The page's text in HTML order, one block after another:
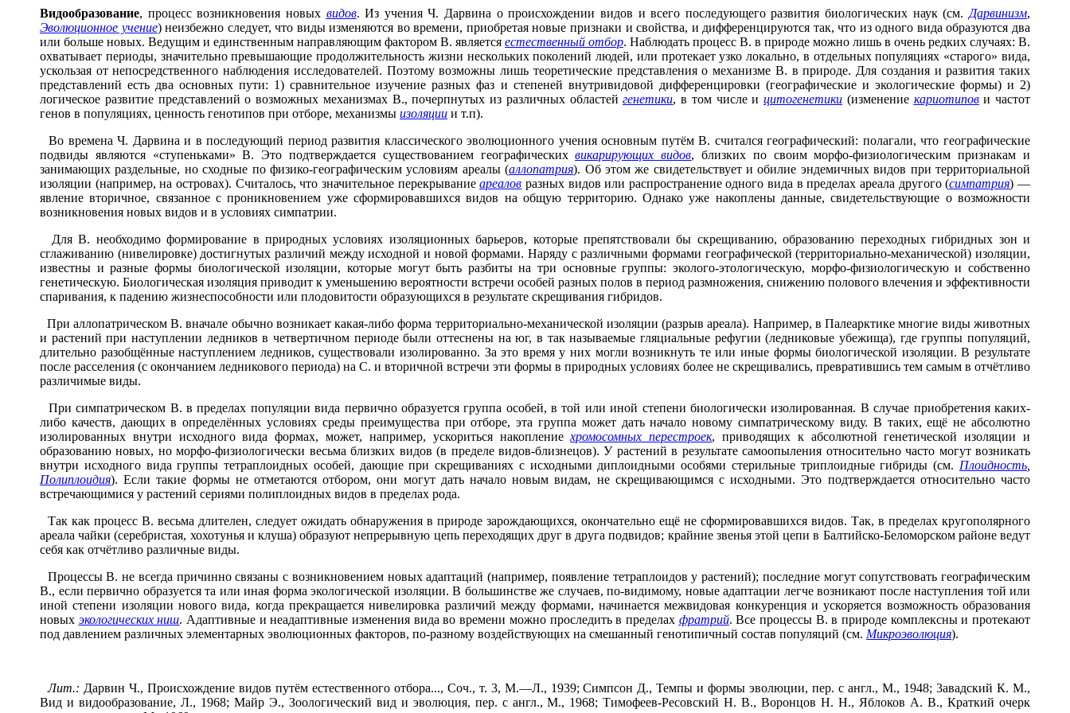
Видообразование, процесс возникновения новых видов. Из учения Ч. Дарвина о происхождении видов и всего последующего развития биологических наук (см. Дарвинизм,
Эволюционное учение) неизбежно следует, что виды изменяются во времени, приобретая новые признаки и свойства, и дифференцируются так, что из одного вида образуются два
или больше новых. Ведущим и единственным направляющим фактором В. является естественный отбор. Наблюдать процесс В. в природе можно лишь в очень редких случаях: В.
охватывает периоды, значительно превышающие продолжительность жизни нескольких поколений людей, или протекает узко локально, в отдельных популяциях «старого» вида,
ускользая от непосредственного наблюдения исследователей. Поэтому возможны лишь теоретические представления о механизме В. в природе. Для создания и развития таких
представлений есть два основных пути: 1) сравнительное изучение разных фаз и степеней внутривидовой дифференцировки (географические и экологические формы) и 2)
логическое развитие представлений о возможных механизмах В., почерпнутых из различных областейгенетики, в том числе и цитогенетики (изменение кариотипови частот
генов в популяциях, ценность генотипов при отборе, механизмы изоляции и т.п).
Во времена Ч. Дарвина и в последующий период развития классического эволюционного учения основным путём В. считался географический: полагали, что географические
подвиды являются «ступеньками» В. Это подтверждается существованием географическихвикарирующих видов, близких по своим морфо-физиологическим признакам и
занимающих раздельные, но сходные по физико-географическим условиям ареалы (аллопатрия). Об этом же свидетельствует и обилие эндемичных видов при территориальной
изоляции (например, на островах). Считалось, что значительное перекрываниеареалов разных видов или распространение одного вида в пределах ареала другого (симпатрия) —
явление вторичное, связанное с проникновением уже сформировавшихся видов на общую территорию. Однако уже накоплены данные, свидетельствующие о возможности
возникновения новых видов и в условиях симпатрии.
Для В. необходимо формирование в природных условиях изоляционных барьеров, которые препятствовали бы скрещиванию, образованию переходных гибридных зон и
сглаживанию (нивелировке) достигнутых различий между исходной и новой формами. Наряду с различными формами географической (территориально-механической) изоляции,
известны и разные формы биологической изоляции, которые могут быть разбиты на три основные группы: эколого-этологическую, морфо-физиологическую и собственно
генетическую. Биологическая изоляция приводит к уменьшению вероятности встречи особей разных полов в период размножения, снижению полового влечения и эффективности
спаривания, к падению жизнеспособности или плодовитости образующихся в результате скрещивания гибридов.
При аллопатрическом В. вначале обычно возникает какая-либо форма территориально-механической изоляции (разрыв ареала). Например, в Палеарктике многие виды животных
и растений при наступлении ледников в четвертичном периоде были оттеснены на юг, в так называемые гляциальные рефугии (ледниковые убежища), где группы популяций,
длительно разобщённые наступлением ледников, существовали изолированно. За это время у них могли возникнуть те или иные формы биологической изоляции. В результате
после расселения (с окончанием ледникового периода) на С. и вторичной встречи эти формы в природных условиях более не скрещивались, превратившись тем самым в отчётливо
различимые виды.
При симпатрическом В. в пределах популяции вида первично образуется группа особей, в той или иной степени биологически изолированная. В случае приобретения каких-
либо качеств, дающих в определённых условиях среды преимущества при отборе, эта группа может дать начало новому симпатрическому виду. В таких, ещё не абсолютно
изолированных внутри исходного вида формах, может, например, ускориться накоплениехромосомных перестроек, приводящих к абсолютной генетической изоляции и
образованию новых, но морфо-физиологически весьма близких видов (в пределе видов-близнецов). У растений в результате самоопыления относительно часто могут возникать
внутри исходного вида группы тетраплоидных особей, дающие при скрещиваниях с исходными диплоидными особями стерильные триплоидные гибриды (см. Плоидность
Полиплоидия). Если такие формы не отметаются отбором, они могут дать начало новым видам, не скрещивающимся с исходными. Это подтверждается относительно часто
встречающимися у растений сериями полиплоидных видов в пределах рода.
Так как процесс В. весьма длителен, следует ожидать обнаружения в природе зарождающихся, окончательно ещё не сформировавшихся видов. Так, в пределах кругополярного
ареала чайки (серебристая, хохотунья и клуша) образуют непрерывную цепь переходящих друг в друга подвидов; крайние звенья этой цепи в Балтийско-Беломорском районе ведут
себя как отчётливо различные виды.
Процессы В. не всегда причинно связаны с возникновением новых адаптаций (например, появление тетраплоидов у растений); последние могут сопутствовать географическим
В., если первично образуется та или иная форма экологической изоляции. В большинстве же случаев, по-видимому, новые адаптации легче возникают после наступления той или
иной степени изоляции нового вида, когда прекращается нивелировка различий между формами, начинается межвидовая конкуренция и ускоряется возможность образования
новых экологических ниш. Адаптивные и неадаптивные изменения вида во времени можно проследить в пределах фратрий. Все процессы В. в природе комплексны и протекают
под давлением различных элементарных эволюционных факторов, по-разному воздействующих на смешанный генотипичный состав популяций (см. Микроэволюция).
Лит.: Дарвин Ч., Происхождение видов путём естественного отбора..., Соч., т. 3, М.—Л., 1939; Симпсон Д., Темпы и формы эволюции, пер. с англ., М., 1948; 3авадский К. М.,
Вид и видообразование, Л., 1968; Майр Э., Зоологический вид и эволюция, пер. с англ., М., 1968; Тимофеев-Ресовский Н. В., Воронцов Н. Н., Яблоков А. В., Краткий очерк